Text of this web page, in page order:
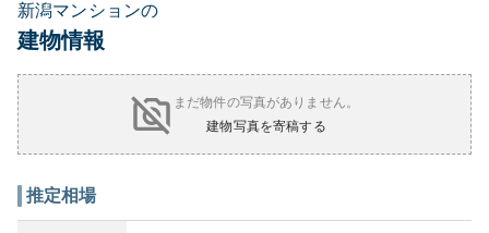
新潟マンションの
建物情報
まだ物件の写真がありません。
建物写真を寄稿する
推定相場